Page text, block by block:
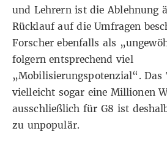
und Lehrern ist die Ablehnung
Rücklauf auf die Umfragen
Forscher ebenfalls als
folgern entsprechend viel
„Mobilisierungspotenzial“. Das
vielleicht sogar eine Millionen
ausschließlich für G8 ist
zu unpopulär.